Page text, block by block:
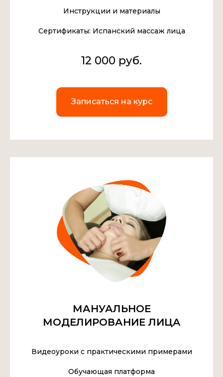
Инструкции и материалы
Сертификаты: Испанский массаж лица
12 000 руб.
Записаться на курс
МАНУАЛЬНОЕ
МОДЕЛИРОВАНИЕ ЛИЦА
Видеоуроки с практическими примерами
Обучающая платформа